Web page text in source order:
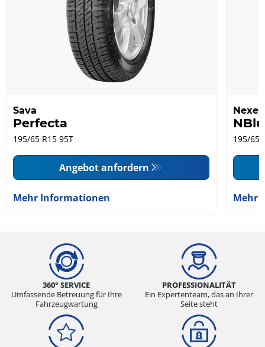
Sava
Perfecta
195/65 R15 95T
Angebot anfordern
Mehr Informationen
Nexen
195/65
Mehr
360° SERVICE
Umfassende Betreuung für Ihre
Fahrzeugwartung
PROFESSIONALITÄT
Ein Expertenteam, das an Ihrer
Seite steht